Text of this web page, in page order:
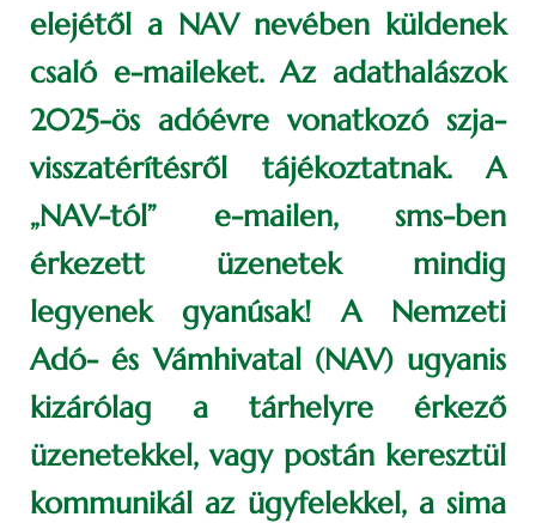
elejétől a NAV nevében küldenek
csaló e-maileket. Az adathalászok
2025-ös adóévre vonatkozó szja-
visszatérítésről tájékoztatnak. A
„NAV-tól” e-mailen, sms-ben
érkezett üzenetek mindig
legyenek gyanúsak! A Nemzeti
Adó- és Vámhivatal (NAV) ugyanis
kizárólag a tárhelyre érkező
üzenetekkel, vagy postán keresztül
kommunikál az ügyfelekkel, a sima